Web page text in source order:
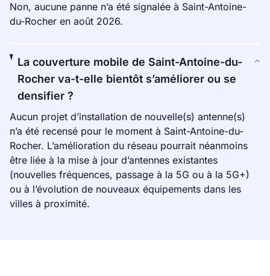
Non, aucune panne n’a été signalée à Saint-Antoine-
du-Rocher en août 2026.
La couverture mobile de Saint-Antoine-du-
Rocher va-t-elle bientôt s’améliorer ou se
densifier ?
Aucun projet d’installation de nouvelle(s) antenne(s)
n’a été recensé pour le moment à Saint-Antoine-du-
Rocher. L’amélioration du réseau pourrait néanmoins
être liée à la mise à jour d’antennes existantes
(nouvelles fréquences, passage à la 5G ou à la 5G+)
ou à l’évolution de nouveaux équipements dans les
villes à proximité.